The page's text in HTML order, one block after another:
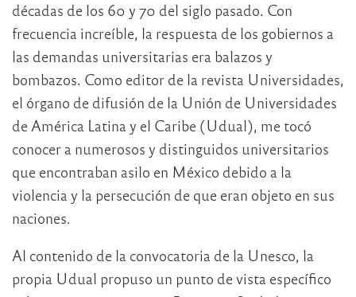
décadas de los 60 y 70 del siglo pasado. Con
frecuencia increíble, la respuesta de los gobiernos a
las demandas universitarias era balazos y
bombazos. Como editor de la revista Universidades,
el órgano de difusión de la Unión de Universidades
de América Latina y el Caribe (Udual), me tocó
conocer a numerosos y distinguidos universitarios
que encontraban asilo en México debido a la
violencia y la persecución de que eran objeto en sus
naciones.
Al contenido de la convocatoria de la Unesco, la
propia Udual propuso un punto de vista específico